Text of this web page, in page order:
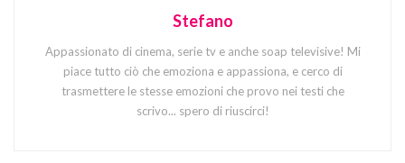
Stefano
Appassionato di cinema, serie tv e anche soap televisive! Mi
piace tutto ciò che emoziona e appassiona, e cerco di
trasmettere le stesse emozioni che provo nei testi che
scrivo... spero di riuscirci!